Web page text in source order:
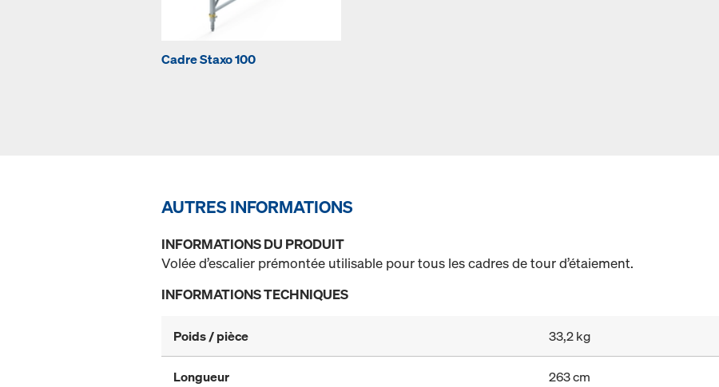
Cadre Staxo 100
AUTRES INFORMATIONS
INFORMATIONS DU PRODUIT
Volée d’escalier prémontée utilisable pour tous les cadres de tour d’étaiement.
INFORMATIONS TECHNIQUES
Poids / pièce 33,2 kg
Longueur 263 cm